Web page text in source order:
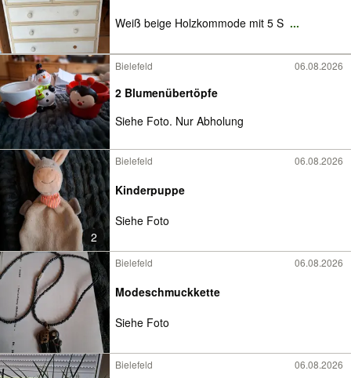
Weiß beige Holzkommode mit 5 S ...
Bielefeld 06.08.2026
2 Blumenübertöpfe
Siehe Foto. Nur Abholung
2
Bielefeld 06.08.2026
Kinderpuppe
Siehe Foto
Bielefeld 06.08.2026
Modeschmuckkette
Siehe Foto
Bielefeld 06.08.2026